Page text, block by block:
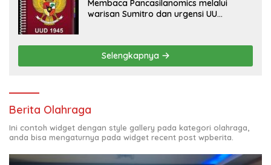
Membaca Pancasilanomics melalui
warisan Sumitro dan urgensi UU
Selengkapnya
Berita Olahraga
Ini contoh widget dengan style gallery pada kategori olahraga,
anda bisa mengaturnya pada widget recent post wpberita.